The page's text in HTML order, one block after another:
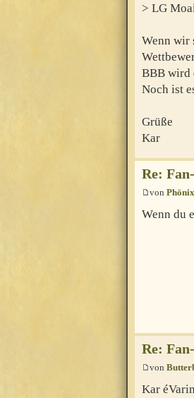
> LG
Wenn wir
BBB wird
Noch ist
Grüße
Kar
Re:
von Phönix
Wenn du
Re:
von
Kar